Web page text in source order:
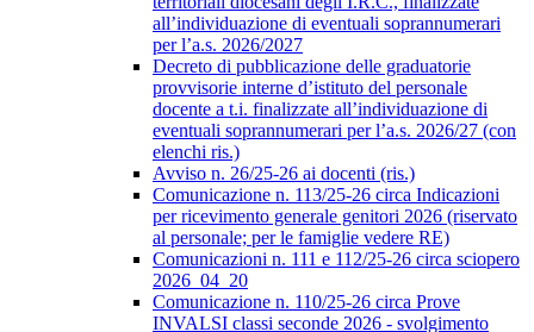
all’individuazione di eventuali soprannumerari
per l’a.s. 2026/2027
Decreto di pubblicazione delle graduatorie
provvisorie interne d’istituto del personale
docente a t.i. finalizzate all’individuazione di
eventuali soprannumerari per l’a.s. 2026/27 (con
elenchi ris.)
Avviso n. 26/25-26 ai docenti (ris.)
Comunicazione n. 113/25-26 circa Indicazioni
per ricevimento generale genitori 2026 (riservato
al personale; per le famiglie vedere RE)
Comunicazioni n. 111 e 112/25-26 circa sciopero
2026_04_20
Comunicazione n. 110/25-26 circa Prove
INVALSI classi seconde 2026 - svolgimento